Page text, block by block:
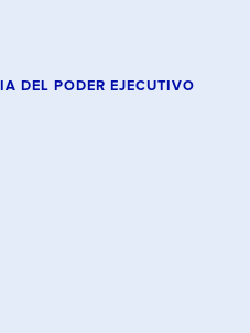
DEL PODER EJECUTIVO